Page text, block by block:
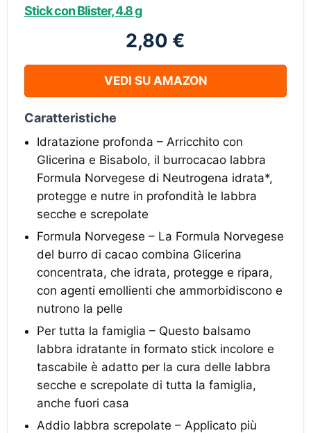
Stick con Blister, 4.8 g
2,80 €
VEDI SU AMAZON
Caratteristiche
Idratazione profonda – Arricchito con
Glicerina e Bisabolo, il burrocacao labbra
Formula Norvegese di Neutrogena idrata*,
protegge e nutre in profondità le labbra
secche e screpolate
Formula Norvegese – La Formula Norvegese
del burro di cacao combina Glicerina
concentrata, che idrata, protegge e ripara,
con agenti emollienti che ammorbidiscono e
nutrono la pelle
Per tutta la famiglia – Questo balsamo
labbra idratante in formato stick incolore e
tascabile è adatto per la cura delle labbra
secche e screpolate di tutta la famiglia,
anche fuori casa
Addio labbra screpolate – Applicato più